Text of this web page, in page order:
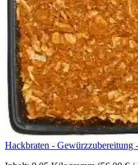
Hackbraten - Gewürzzubereitung